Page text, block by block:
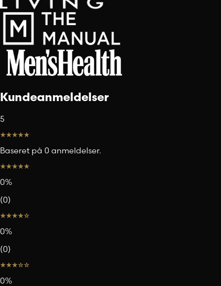
Kundeanmeldelser
5
Baseret på 0 anmeldelser.
0%
(0)
0%
(0)
0%